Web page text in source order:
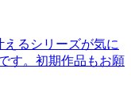
るシリーズが気に
す。初期作品もお願